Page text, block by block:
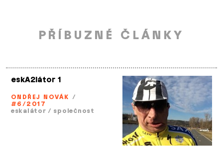
PŘÍBUZNÉ ČLÁNKY
eskA2látor 1
ONDŘEJ NOVÁK /
#6/2017
eskalátor / společnost